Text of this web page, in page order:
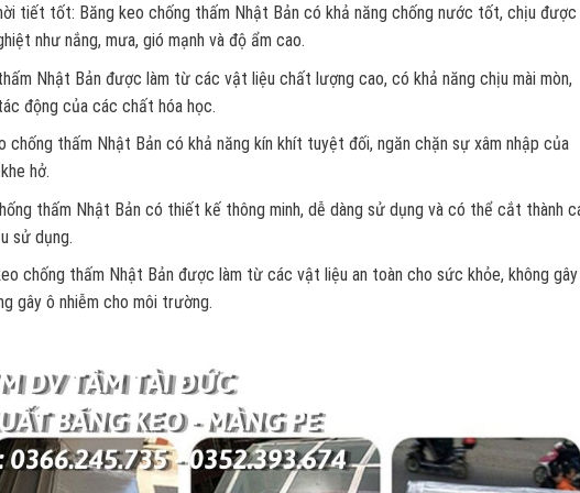
tiết tốt: Băng keo chống thấm Nhật Bản có khả năng chống nước tốt, chịu được
như nắng, mưa, gió mạnh và độ ẩm cao.
Nhật Bản được làm từ các vật liệu chất lượng cao, có khả năng chịu mài mòn,
động của các chất hóa học.
thấm Nhật Bản có khả năng kín khít tuyệt đối, ngăn chặn sự xâm nhập của
hở.
thấm Nhật Bản có thiết kế thông minh, dễ dàng sử dụng và có thể cắt thành
sử dụng.
chống thấm Nhật Bản được làm từ các vật liệu an toàn cho sức khỏe, không gây
gây ô nhiễm cho môi trường.